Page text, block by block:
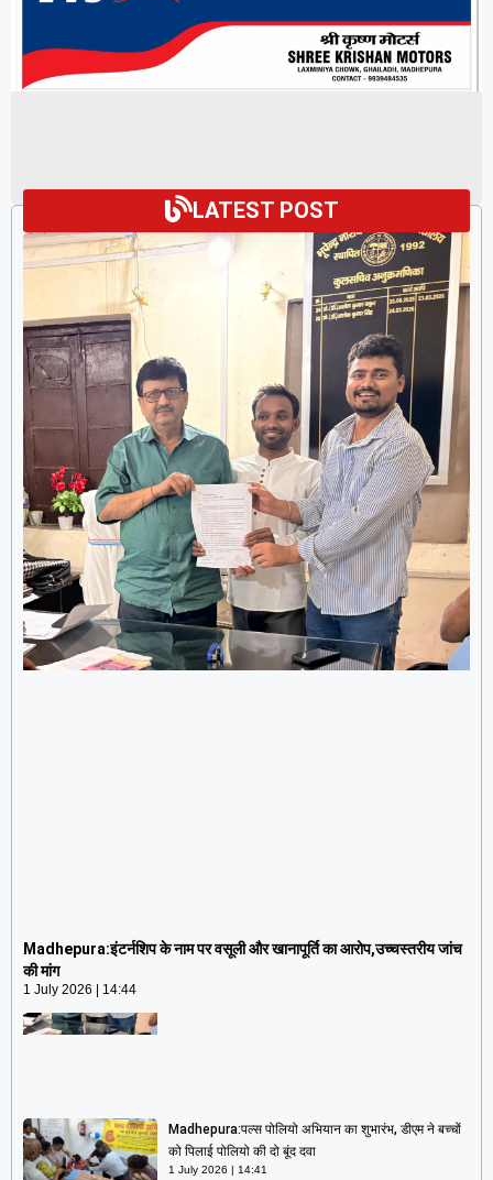
LATEST POST
Madhepura:इंटर्नशिप के नाम पर वसूली और खानापूर्ति का आरोप,उच्चस्तरीय जांच
की मांग
1 July 2026 14:44
1 July 2026 14:44
Madhepura:पल्स पोलियो अभियान का शुभारंभ, डीएम ने बच्चों
को पिलाई पोलियो की दो बूंद दवा
1 July 2026 14:41